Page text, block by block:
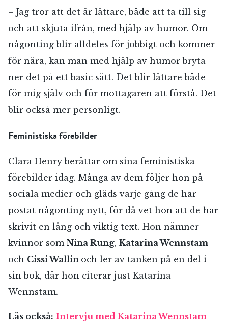
– Jag tror att det är lättare, både att ta till sig
och att skjuta ifrån, med hjälp av humor. Om
någonting blir alldeles för jobbigt och kommer
för nära, kan man med hjälp av humor bryta
ner det på ett basic sätt. Det blir lättare både
för mig själv och för mottagaren att förstå. Det
blir också mer personligt.
Feministiska förebilder
Clara Henry berättar om sina feministiska
förebilder idag. Många av dem följer hon på
sociala medier och gläds varje gång de har
postat någonting nytt, för då vet hon att de har
skrivit en lång och viktig text. Hon nämner
kvinnor som Nina Rung, Katarina Wennstam
och Cissi Wallin och ler av tanken på en del i
sin bok, där hon citerar just Katarina
Wennstam.
Läs också: Intervju med Katarina Wennstam